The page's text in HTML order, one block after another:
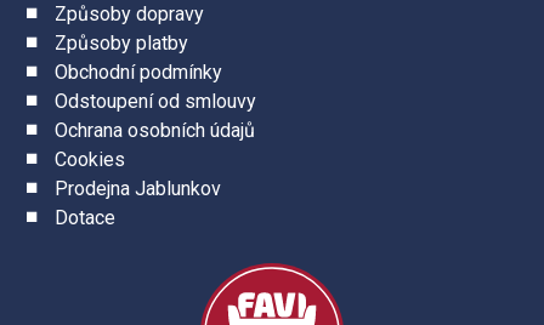
Způsoby dopravy
Způsoby platby
Obchodní podmínky
Odstoupení od smlouvy
Ochrana osobních údajů
Cookies
Prodejna Jablunkov
Dotace